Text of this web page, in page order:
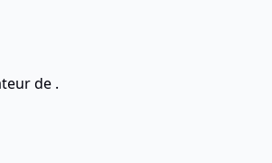
de .